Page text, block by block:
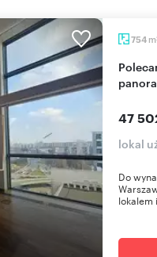
754 m
Polecam biuro 754 m² z tarasem i
47
lokal
Do
lokalem